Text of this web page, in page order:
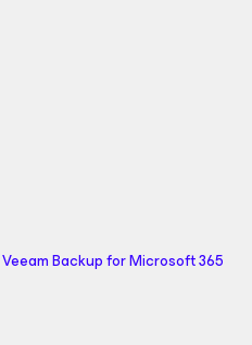
Veeam Backupfor Microsoft 365